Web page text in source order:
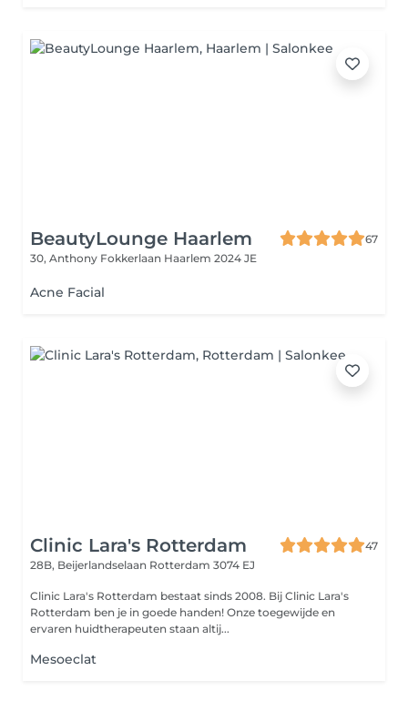
BeautyLounge Haarlem
67
30, Anthony Fokkerlaan Haarlem 2024 JE
Acne Facial
Clinic Lara's Rotterdam
47
28B, Beijerlandselaan Rotterdam 3074 EJ
Clinic Lara's Rotterdam bestaat sinds 2008. Bij Clinic Lara's
Rotterdam ben je in goede handen! Onze toegewijde en
ervaren huidtherapeuten staan altij...
Mesoeclat